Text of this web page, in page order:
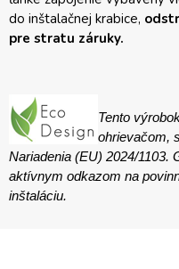
do inštalačnej krabice,
pre stratu záruky.
Tento
ohrievačom,
Nariadenia (EU) 2024/1103.
aktívnym odkazom na
inštaláciu.